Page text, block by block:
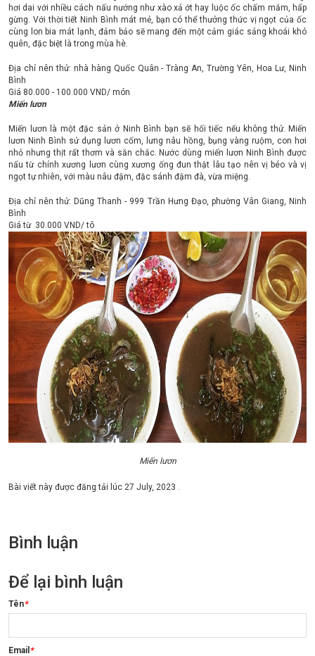
hơi dai với nhiều cách nấu nướng như xào xả ớt hay luộc ốc chấm mắm, hấp
gừng. Với thời tiết Ninh Bình mát mẻ, bạn có thể thưởng thức vị ngọt của ốc
cùng lon bia mát lạnh, đảm bảo sẽ mang đến một cảm giác sảng khoái khó
quên, đặc biệt là trong mùa hè.
Địa chỉ nên thử: nhà hàng Quốc Quân - Tràng An, Trường Yên, Hoa Lư, Ninh
Bình
Giá 80.000 - 100.000 VND/ món
Miến lươn
Miến lươn là một đặc sản ở Ninh Bình bạn sẽ hối tiếc nếu không thử. Miến
lươn Ninh Bình sử dụng lươn cốm, lưng nâu hồng, bụng vàng ruộm, con hơi
nhỏ nhưng thịt rất thơm và săn chắc. Nước dùng miến lươn Ninh Bình được
nấu từ chính xương lươn cùng xương ống đun thật lâu tạo nên vị béo và vị
ngọt tự nhiên, với màu nâu đậm, đặc sánh đậm đà, vừa miệng.
Địa chỉ nên thử: Dũng Thanh - 999 Trần Hưng Đạo, phường Vân Giang, Ninh
Bình
Giá từ 30.000 VND/ tô
Miến lươn
Bài viết này được đăng tải lúc 27 July, 2023 .
Bình luận
Để lại bình luận
Tên*
Email *